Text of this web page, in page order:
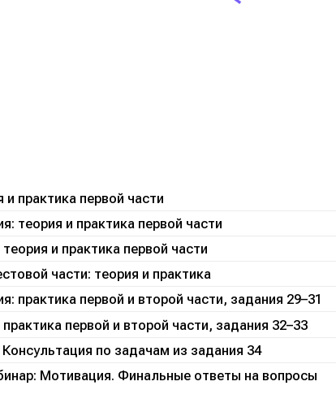
практика первой части
теория и практика первой части
и практика первой части
части: теория и практика
практика первой и второй части, задания 29–31
первой и второй части, задания 32–33
по задачам из задания 34
Мотивация. Финальные ответы на вопросы